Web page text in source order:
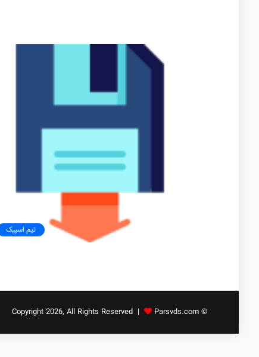
تیم اسپیک
© Copyright 2026, All Rights Reserved |
Parsvds.com